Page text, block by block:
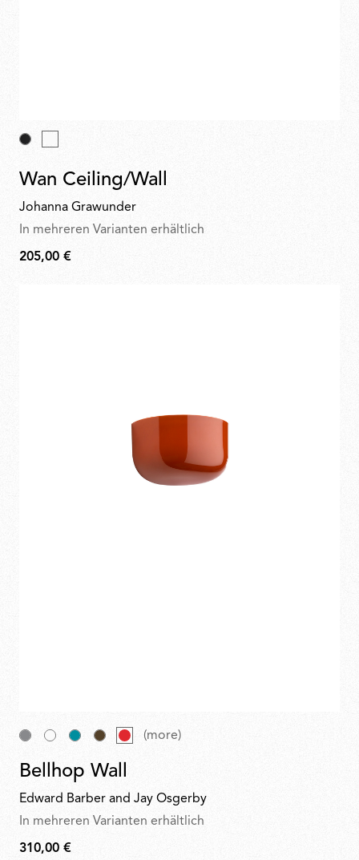
Wan Ceiling/Wall
Johanna Grawunder
In mehreren Varianten erhältlich
205,00
205,00 €
(more)
Bellhop Wall
Edward Barber and Jay Osgerby
In mehreren Varianten erhältlich
310,00
310,00 €